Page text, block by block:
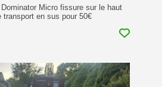
Micro fissure sur le haut
transport en sus pour 50€